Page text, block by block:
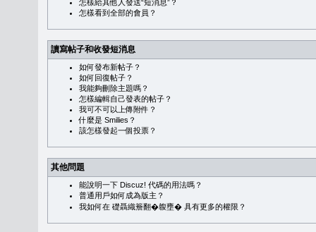
怎樣給其他人發送“短消息”？
怎樣看到全部的會員？
讀寫帖子和收發短消息
如何發布新帖子？
如何回復帖子？
我能夠刪除主題嗎？
怎樣編輯自己發表的帖子？
我可不可以上傳附件？
什麼是 Smilies？
該怎樣發起一個投票？
其他問題
能說明一下 Discuz! 代碼的用法嗎？
普通用戶如何成為版主？
我如何在 礎聶織簷翻�䪖壅� 具有更多的權限？